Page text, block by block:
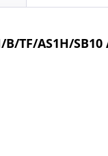
B/TF/AS1H/